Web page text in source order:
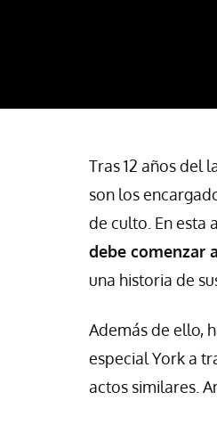
Tras 12 años del
son los
de culto. En esta
debe comenzar
una historia de
Además de ello,
especial York a
actos similares.